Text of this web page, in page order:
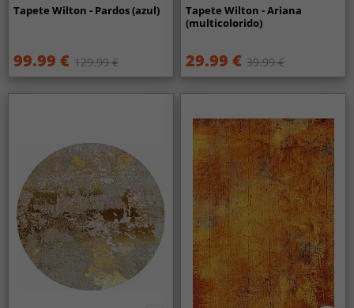
Tapete Wilton - Pardos (azul)
99.99 € 129.99 €
Tapete Wilton - Ariana
(multicolorido)
29.99 € 39.99 €